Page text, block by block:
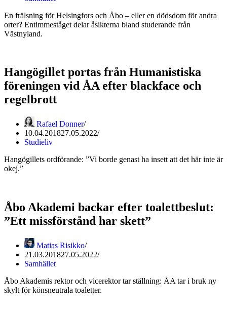
En frälsning för Helsingfors och Åbo – eller en dödsdom för andra
orter? Entimmeståget delar åsikterna bland studerande från
Västnyland.
Hangögillet portas från Humanistiska
föreningen vid ÅA efter blackface och
regelbrott
Rafael Donner
10.04.201827.05.2022
Studieliv
Hangögillets ordförande: ”Vi borde genast ha insett att det här inte är
okej.”
Åbo Akademi backar efter toalettbeslut:
”Ett missförstånd har skett”
Matias Risikko
21.03.201827.05.2022
Samhället
Åbo Akademis rektor och vicerektor tar ställning: ÅA tar i bruk ny
skylt för könsneutrala toaletter.